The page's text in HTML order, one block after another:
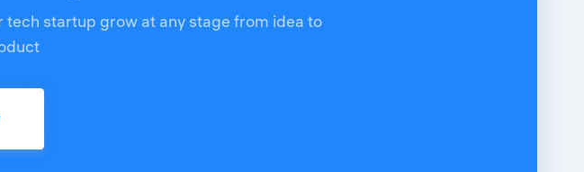
startup grow at any stage from idea to